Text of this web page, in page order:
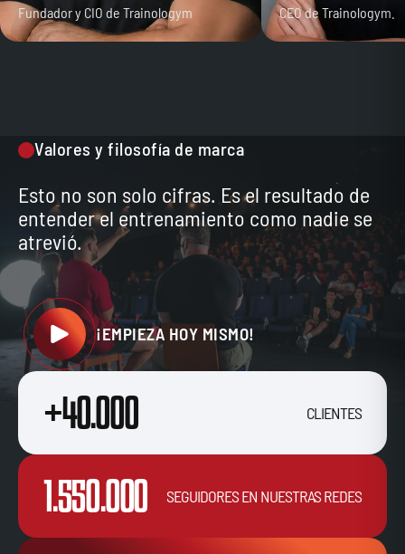
Fundador y CIO de Trainologym CEO de Trainologym.
Valores y filosofía de marca
Esto no son solo cifras. Es el resultado de
entender el entrenamiento como nadie se
atrevió.
¡EMPIEZA HOY MISMO!
+40.000 CLIENTES
1.550.000 SEGUIDORES EN NUESTRAS REDES